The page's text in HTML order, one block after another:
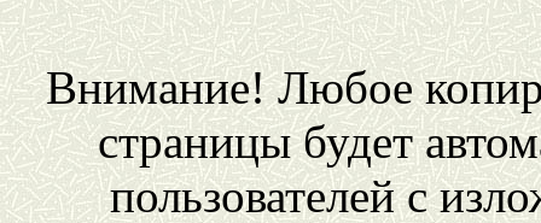
Внимание! Любое
страницы будет
пользователей с